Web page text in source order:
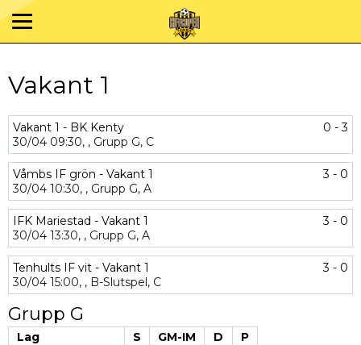
Vakant 1
Vakant 1 - BK Kenty
0 - 3
30/04 09:30, , Grupp G, C
Våmbs IF grön - Vakant 1
3 - 0
30/04 10:30, , Grupp G, A
IFK Mariestad - Vakant 1
3 - 0
30/04 13:30, , Grupp G, A
Tenhults IF vit - Vakant 1
3 - 0
30/04 15:00, , B-Slutspel, C
Grupp G
Lag S GM-IM D
P